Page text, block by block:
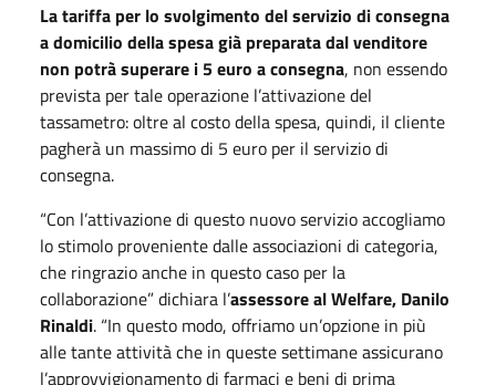
La tariffa per lo svolgimento del servizio di consegna
a domicilio della spesa già preparata dal venditore
non potrà superare i 5 euro a consegna, non essendo
prevista per tale operazione l’attivazione del
tassametro: oltre al costo della spesa, quindi, il cliente
pagherà un massimo di 5 euro per il servizio di
consegna.
“Con l’attivazione di questo nuovo servizio accogliamo
lo stimolo proveniente dalle associazioni di categoria,
che ringrazio anche in questo caso per la
collaborazione” dichiara l’assessore al Welfare, Danilo
Rinaldi. “In questo modo, offriamo un’opzione in più
alle tante attività che in queste settimane assicurano
l’approvvigionamento di farmaci e beni di prima